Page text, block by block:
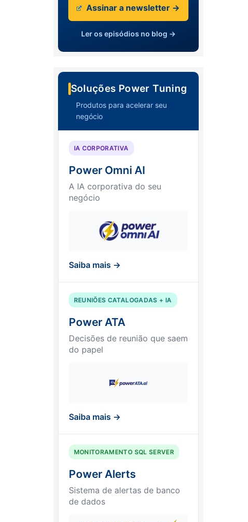
Assinar a newsletter →
Ler os episódios no blog →
Soluções Power Tuning
Produtos para acelerar seu
negócio
IA CORPORATIVA
Power Omni AI
A IA corporativa do seu
negócio
Saiba mais →
REUNIÕES CATALOGADAS + IA
Power ATA
Decisões de reunião que saem
do papel
Saiba mais →
MONITORAMENTO SQL SERVER
Power Alerts
Sistema de alertas de banco
de dados